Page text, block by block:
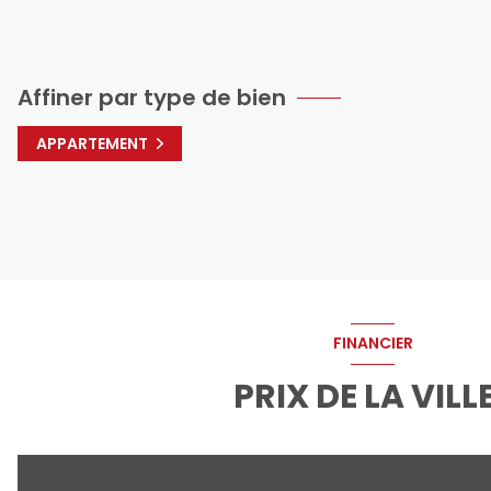
Affiner par type de bien
APPARTEMENT
FINANCIER
PRIX DE LA